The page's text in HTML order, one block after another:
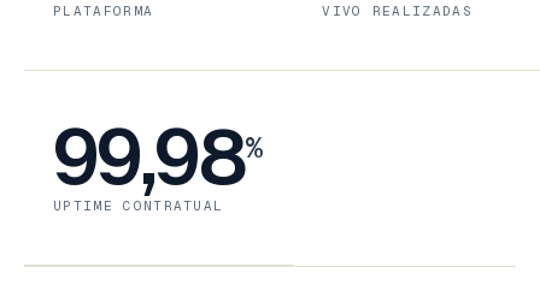
PLATAFORMA
VIVO REALIZADAS
99,98%
UPTIME CONTRATUAL